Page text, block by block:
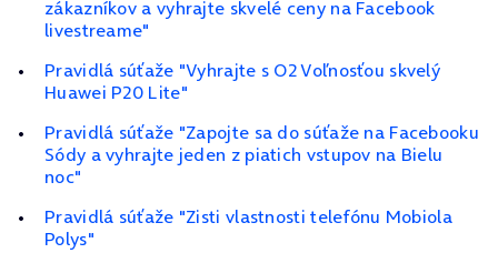
zákazníkov a vyhrajte skvelé ceny na Facebook
livestreame"
Pravidlá súťaže "Vyhrajte s O2 Voľnosťou skvelý
Huawei P20 Lite"
Pravidlá súťaže "Zapojte sa do súťaže na Facebooku
Sódy a vyhrajte jeden z piatich vstupov na Bielu
noc"
Pravidlá súťaže "Zisti vlastnosti telefónu Mobiola
Polys"